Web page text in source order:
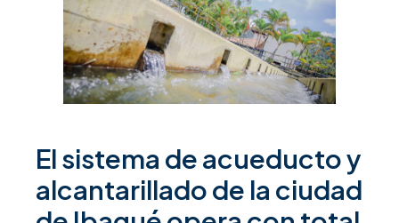
El sistema de acueducto y
alcantarillado de la ciudad